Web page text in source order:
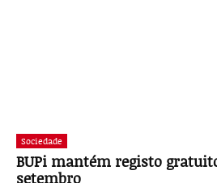
Sociedade
BUPi mantém registo
setembro